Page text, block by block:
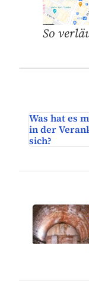
So
Was hat es
in der
sich?